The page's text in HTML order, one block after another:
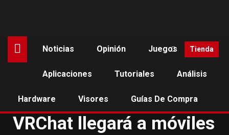
Noticias Opinión Juegos
Aplicaciones Tutoriales Análisis
Hardware Visores Guías De Compra
Tienda
NOTICIAS
VRChat llegará a móviles